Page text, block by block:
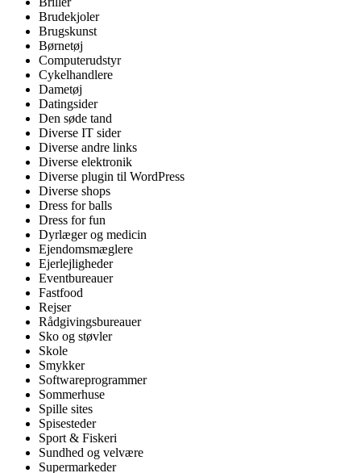
Brudekjoler
Brugskunst
Børnetøj
Computerudstyr
Cykelhandlere
Dametøj
Datingsider
Den søde tand
Diverse IT sider
Diverse andre links
Diverse elektronik
Diverse plugin til WordPress
Diverse shops
Dress for balls
Dress for fun
Dyrlæger og medicin
Ejendomsmæglere
Ejerlejligheder
Eventbureauer
Fastfood
Rejser
Rådgivingsbureauer
Sko og støvler
Skole
Smykker
Softwareprogrammer
Sommerhuse
Spille sites
Spisesteder
Sport & Fiskeri
Sundhed og velvære
Supermarkeder